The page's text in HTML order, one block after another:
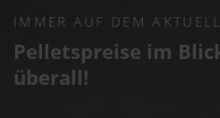
IMMER AUF DEM
Pelletspreise im
überall!